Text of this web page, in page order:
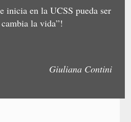
inicia en la UCSS pueda ser
la vida”!
Giuliana Contini